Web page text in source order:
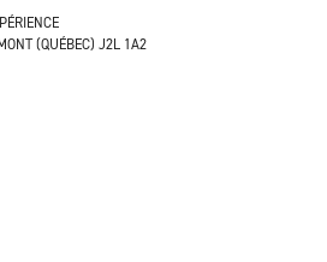
(QUÉBEC) J2L 1A2